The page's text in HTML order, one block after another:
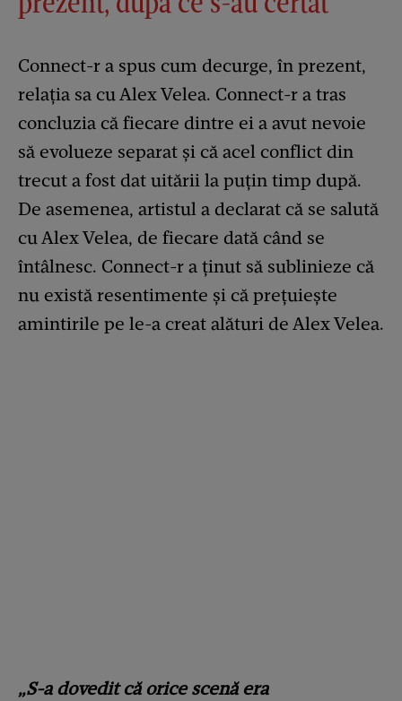
Connect-r a spus cum decurge, în prezent,
relația sa cu Alex Velea. Connect-r a tras
concluzia că fiecare dintre ei a avut nevoie
să evolueze separat și că acel conflict din
trecut a fost dat uitării la puțin timp după.
De asemenea, artistul a declarat că se salută
cu Alex Velea, de fiecare dată când se
întâlnesc. Connect-r a ținut să sublinieze că
nu există resentimente și că prețuiește
amintirile pe le-a creat alături de Alex Velea.
„S-a dovedit că orice scenă era